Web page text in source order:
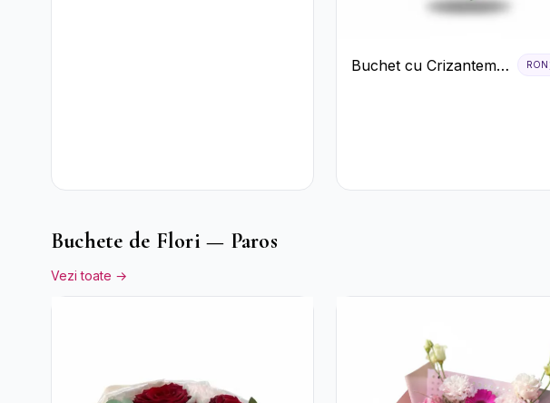
Buchet cu Crizanteme
RON
Buchete de Flori — Paros
Vezi toate →